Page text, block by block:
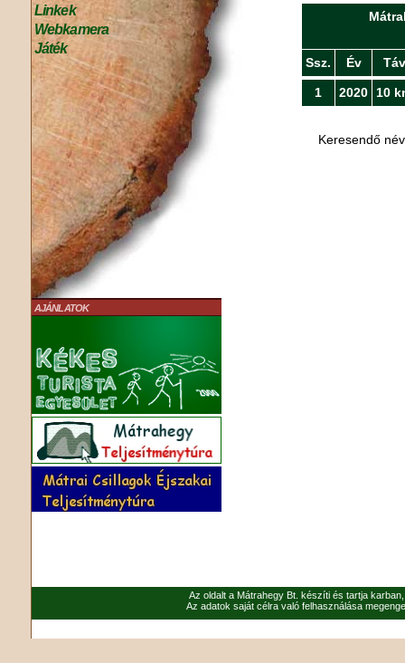
Linkek
Webkamera
Játék
AJÁNLATOK
Ssz. Év Táv
1 2020 10
Keresendő
Az oldalt a Mátrahegy Bt. készíti és tartja
Az adatok saját célra való felhasználása